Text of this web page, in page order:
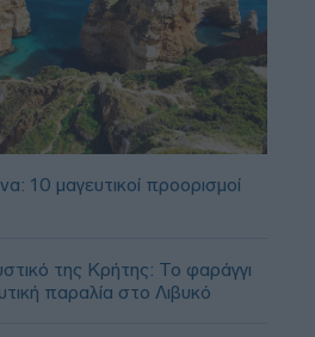
10 μαγευτικοί προορισμοί
της Κρήτης: Το φαράγγι
παραλία στο Λιβυκό